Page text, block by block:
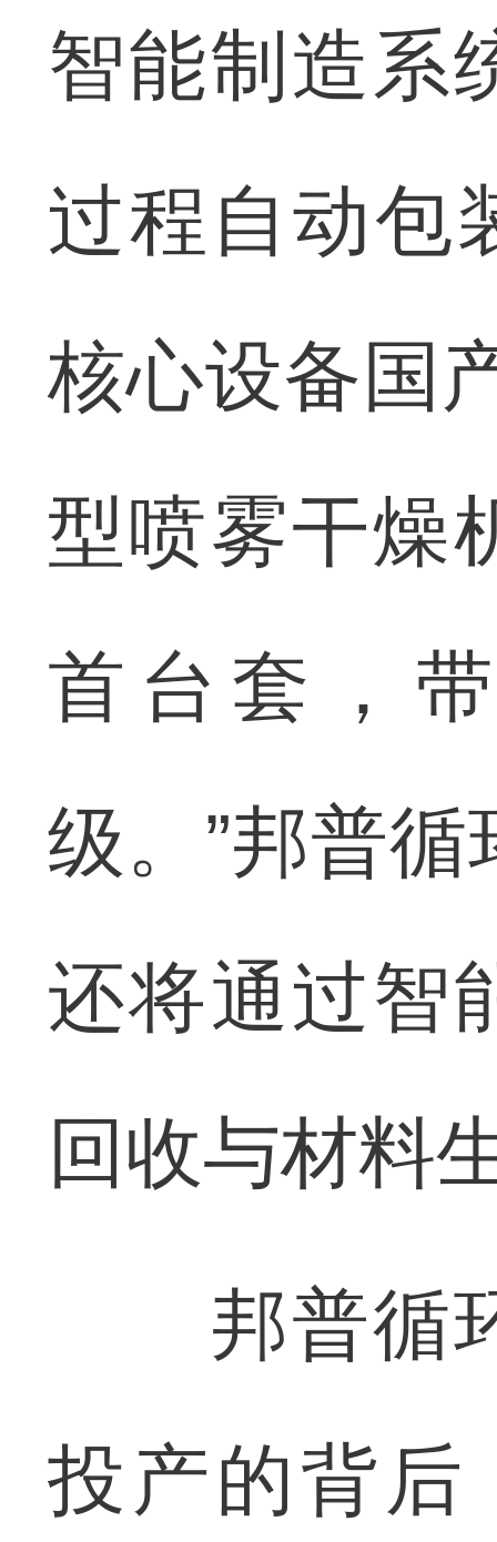
智能制造系
过程自动包
核心设备国
型喷雾干燥
首台套，
级。”邦普
还将通过智
回收与材料
邦普循环
投产的背后